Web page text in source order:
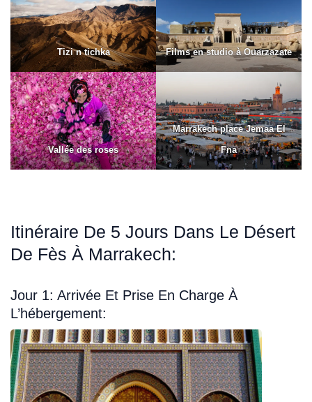
Tizi n tichka Films en studio à Ouarzazate
Vallée des roses
Marrakech place Jemaa El
Fna
Itinéraire De 5 Jours Dans Le Désert
De Fès À Marrakech:
Jour 1: Arrivée Et Prise En Charge À
L’hébergement: